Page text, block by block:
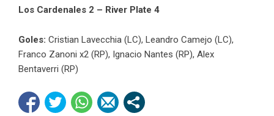
Los Cardenales 2 – River Plate 4
Goles: Cristian Lavecchia (LC), Leandro Camejo (LC),
Franco Zanoni x2 (RP), Ignacio Nantes (RP), Alex
Bentaverri (RP)